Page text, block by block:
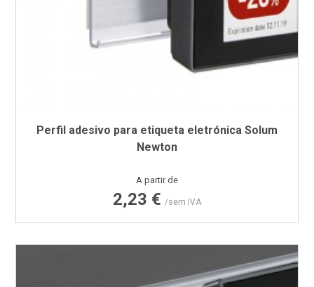
Perfil adesivo para etiqueta eletrónica Solum
Newton
Preço
A partir de
2,23 € /sem IVA